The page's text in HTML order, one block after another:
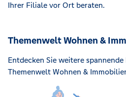
Ihrer Filiale vor Ort beraten.
Themenwelt Wohnen &
Entdecken Sie weitere
Themenwelt Wohnen &